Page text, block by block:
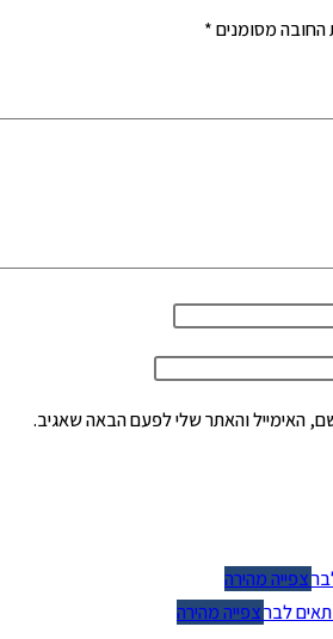
מסומנים*
והאתר שלי לפעם הבאה שאגיב.
צפייה מהירה
צפייה מהירה